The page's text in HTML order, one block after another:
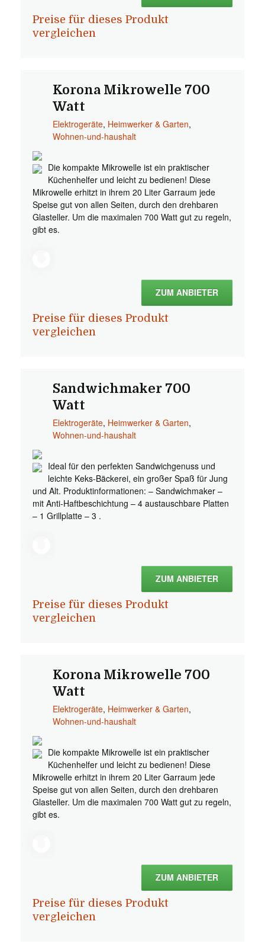
Preise für dieses Produkt
vergleichen
Korona Mikrowelle 700
Watt
Elektrogeräte, Heimwerker & Garten,
Wohnen-und-haushalt
Die kompakte Mikrowelle ist ein praktischer
Küchenhelfer und leicht zu bedienen! Diese
Mikrowelle erhitzt in ihrem 20 Liter Garraum jede
Speise gut von allen Seiten, durch den drehbaren
Glasteller. Um die maximalen 700 Watt gut zu regeln,
gibt es.
ZUM ANBIETER
Preise für dieses Produkt
vergleichen
Sandwichmaker 700
Watt
Elektrogeräte, Heimwerker & Garten,
Wohnen-und-haushalt
Ideal für den perfekten Sandwichgenuss und
leichte Keks-Bäckerei, ein großer Spaß für Jung
und Alt. Produktinformationen: – Sandwichmaker –
mit Anti-Haftbeschichtung – 4 austauschbare Platten
– 1 Grillplatte – 3 .
ZUM ANBIETER
Preise für dieses Produkt
vergleichen
Korona Mikrowelle 700
Watt
Elektrogeräte, Heimwerker & Garten,
Wohnen-und-haushalt
Die kompakte Mikrowelle ist ein praktischer
Küchenhelfer und leicht zu bedienen! Diese
Mikrowelle erhitzt in ihrem 20 Liter Garraum jede
Speise gut von allen Seiten, durch den drehbaren
Glasteller. Um die maximalen 700 Watt gut zu regeln,
gibt es.
ZUM ANBIETER
Preise für dieses Produkt
vergleichen